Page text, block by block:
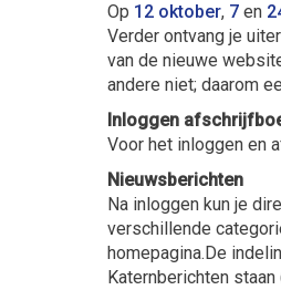
Op 12 oktober, 7 en
Verder ontvang je
van de nieuwe
andere niet; daarom
Inloggen
Voor het inloggen en
Nieuwsberichten
Na inloggen kun je
verschillende
homepagina.De
Katernberichten